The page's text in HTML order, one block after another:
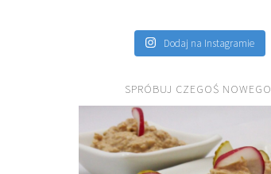
Dodaj na Instagramie
SPRÓBUJ CZEGOŚ NOWEGO